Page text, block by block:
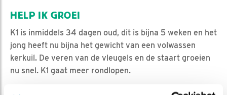
HELP IK GROEI
K1 is inmiddels 34 dagen oud, dit is bijna 5 weken en het
jong heeft nu bijna het gewicht van een volwassen
kerkuil. De veren van de vleugels en de staart groeien
nu snel. K1 gaat meer rondlopen.